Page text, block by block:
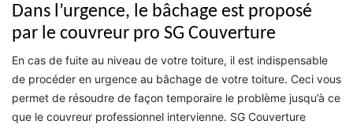
Dans l’urgence, le bâchage est proposé
par le couvreur pro SG Couverture
En cas de fuite au niveau de votre toiture, il est indispensable
de procéder en urgence au bâchage de votre toiture. Ceci vous
permet de résoudre de façon temporaire le problème jusqu’à ce
que le couvreur professionnel intervienne. SG Couverture